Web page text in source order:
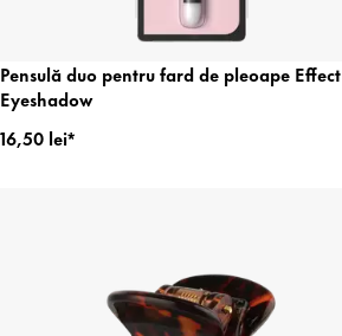
Pensulă duo pentru fard de pleoape Effect
Eyeshadow
16,50 lei*